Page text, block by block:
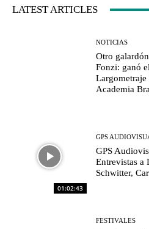
LATEST ARTICLES
NOTICIAS
Otro
Fonzi: ganó
Academia
01:02:43
GPS
GPS
Entrevistas a
Schwitter,
FESTIVALES